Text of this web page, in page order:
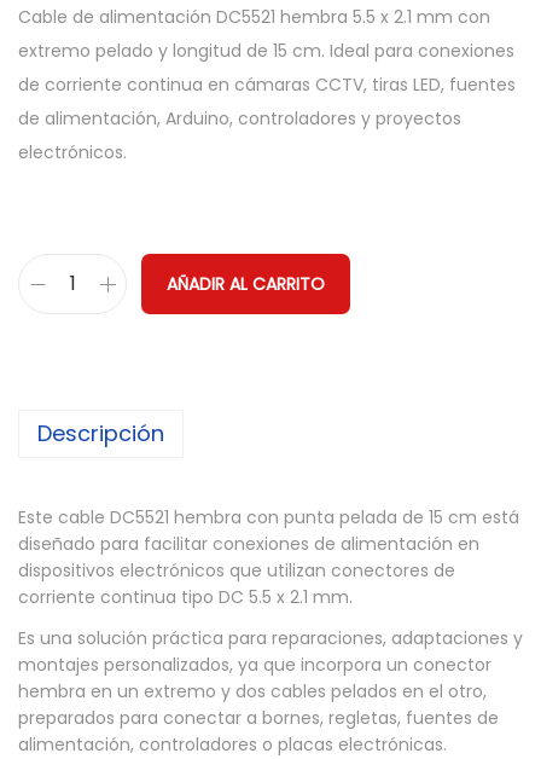
Cable de alimentación DC5521 hembra 5.5 x 2.1 mm con
extremo pelado y longitud de 15 cm. Ideal para conexiones
de corriente continua en cámaras CCTV, tiras LED, fuentes
de alimentación, Arduino, controladores y proyectos
electrónicos.
e
A
l
i
m
e
n
t
AÑADIR AL CARRITO
Descripción
Este cable DC5521 hembra con punta pelada de 15 cm está
diseñado para facilitar conexiones de alimentación en
dispositivos electrónicos que utilizan conectores de
corriente continua tipo DC 5.5 x 2.1 mm.
Es una solución práctica para reparaciones, adaptaciones y
montajes personalizados, ya que incorpora un conector
hembra en un extremo y dos cables pelados en el otro,
preparados para conectar a bornes, regletas, fuentes de
alimentación, controladores o placas electrónicas.